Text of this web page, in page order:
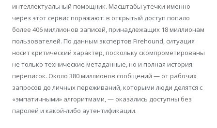
интеллектуальный помощник. Масштабы утечки именно
через этот сервис поражают: в открытый доступ попало
более 406 миллионов записей, принадлежащих 18 миллионам
пользователей. По данным экспертов Firehound, ситуация
носит критический характер, поскольку скомпрометированы
не только технические метаданные, но и полная история
переписок. Около 380 миллионов сообщений — от рабочих
запросов до личных переживаний, которыми люди делятся с
«эмпатичными» алгоритмами, — оказались доступны без
паролей и какой-либо аутентификации.